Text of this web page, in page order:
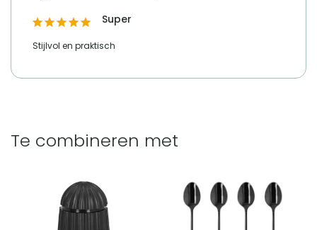
Super
Stijlvol en praktisch
Te combineren met